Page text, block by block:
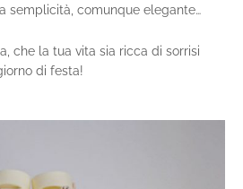
semplicità, comunque elegante…
che la tua vita sia ricca di sorrisi
di festa!